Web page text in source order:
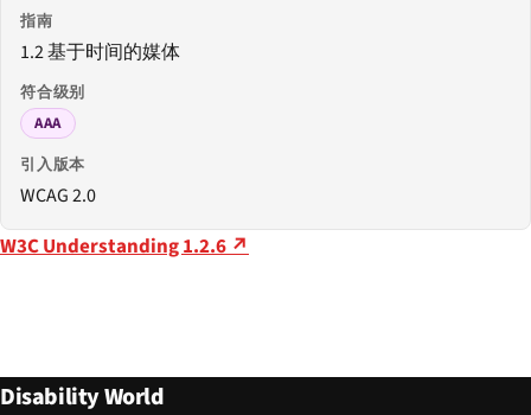
指南
1.2 基于时间的媒体
符合级别
AAA
引入版本
WCAG 2.0
W3C Understanding 1.2.6 ↗
Disability World